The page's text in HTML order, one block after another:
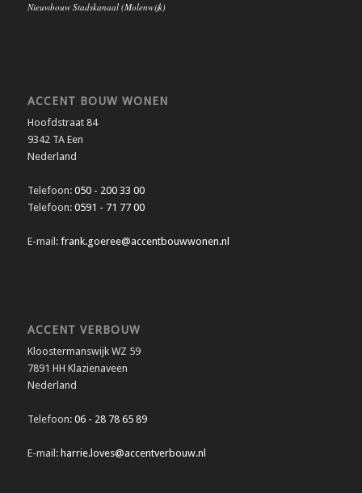
Nieuwbouw Stadskanaal (Molenwijk)
ACCENT BOUW WONEN
Hoofdstraat 84
9342 TA Een
Nederland
Telefoon: 050 - 200 33 00
Telefoon: 0591 - 71 77 00
E-mail: frank.goeree@accentbouwwonen.nl
ACCENT VERBOUW
Kloostermanswijk WZ 59
7891 HH Klazienaveen
Nederland
Telefoon:06 - 28 78 65 89
E-mail: harrie.loves@accentverbouw.nl